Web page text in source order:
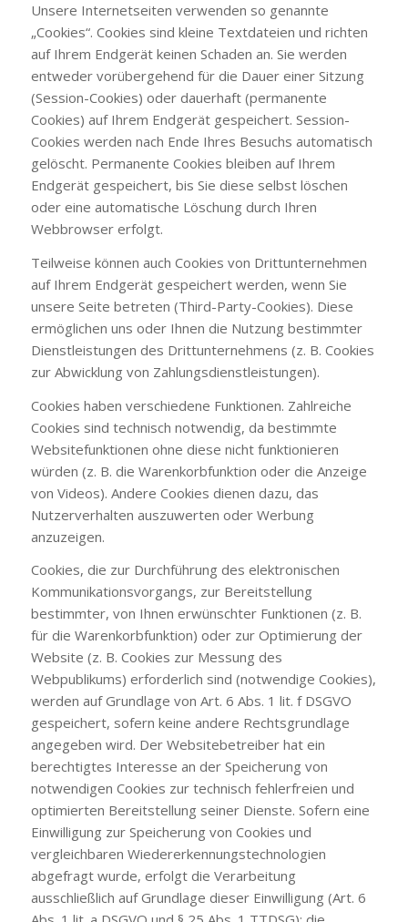
Unsere Internetseiten verwenden so genannte
„Cookies“. Cookies sind kleine Textdateien und richten
auf Ihrem Endgerät keinen Schaden an. Sie werden
entweder vorübergehend für die Dauer einer Sitzung
(Session-Cookies) oder dauerhaft (permanente
Cookies) auf Ihrem Endgerät gespeichert. Session-
Cookies werden nach Ende Ihres Besuchs automatisch
gelöscht. Permanente Cookies bleiben auf Ihrem
Endgerät gespeichert, bis Sie diese selbst löschen
oder eine automatische Löschung durch Ihren
Webbrowser erfolgt.
Teilweise können auch Cookies von Drittunternehmen
auf Ihrem Endgerät gespeichert werden, wenn Sie
unsere Seite betreten (Third-Party-Cookies). Diese
ermöglichen uns oder Ihnen die Nutzung bestimmter
Dienstleistungen des Drittunternehmens (z. B. Cookies
zur Abwicklung von Zahlungsdienstleistungen).
Cookies haben verschiedene Funktionen. Zahlreiche
Cookies sind technisch notwendig, da bestimmte
Websitefunktionen ohne diese nicht funktionieren
würden (z. B. die Warenkorbfunktion oder die Anzeige
von Videos). Andere Cookies dienen dazu, das
Nutzerverhalten auszuwerten oder Werbung
anzuzeigen.
Cookies, die zur Durchführung des elektronischen
Kommunikationsvorgangs, zur Bereitstellung
bestimmter, von Ihnen erwünschter Funktionen (z. B.
für die Warenkorbfunktion) oder zur Optimierung der
Website (z. B. Cookies zur Messung des
Webpublikums) erforderlich sind (notwendige Cookies),
werden auf Grundlage von Art. 6 Abs. 1 lit. f DSGVO
gespeichert, sofern keine andere Rechtsgrundlage
angegeben wird. Der Websitebetreiber hat ein
berechtigtes Interesse an der Speicherung von
notwendigen Cookies zur technisch fehlerfreien und
optimierten Bereitstellung seiner Dienste. Sofern eine
Einwilligung zur Speicherung von Cookies und
vergleichbaren Wiedererkennungstechnologien
abgefragt wurde, erfolgt die Verarbeitung
ausschließlich auf Grundlage dieser Einwilligung (Art. 6